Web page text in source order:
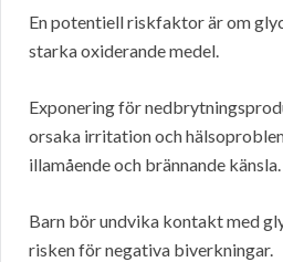
En potentiell riskfaktor är om
starka oxiderande medel.
Exponering för
orsaka irritation och
illamående och brännande känsla.
Barn bör undvika kontakt med
risken för negativa biverkningar.